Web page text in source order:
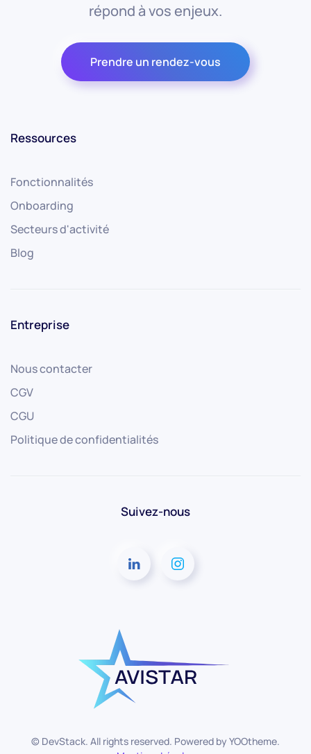
répond à vos enjeux.
Prendre un rendez-vous
Ressources
Fonctionnalités
Onboarding
Secteurs d'activité
Blog
Entreprise
Nous contacter
CGV
CGU
Politique de confidentialités
Suivez-nous
© DevStack. All rights reserved. Powered by YOOtheme.